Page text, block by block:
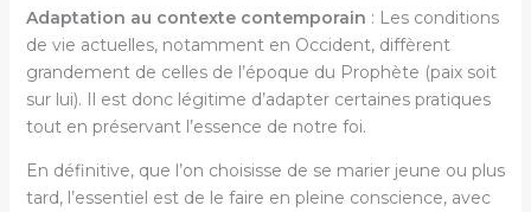
Adaptation au contexte contemporain : Les conditions
de vie actuelles, notamment en Occident, diffèrent
grandement de celles de l’époque du Prophète (paix soit
sur lui). Il est donc légitime d’adapter certaines pratiques
tout en préservant l’essence de notre foi.
En définitive, que l’on choisisse de se marier jeune ou plus
tard, l’essentiel est de le faire en pleine conscience, avec